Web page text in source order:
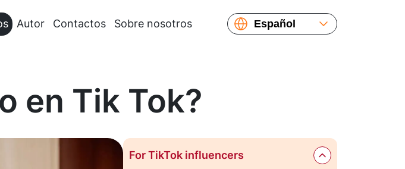
Autor Contactos Sobre nosotros
Español
en Tik Tok?
For TikTok influencers